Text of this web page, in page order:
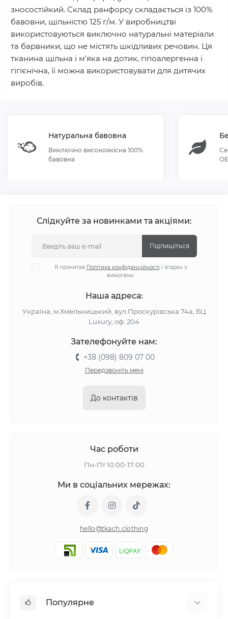
зносостійкий. Склад ранфорсу складається із 100%
бавовни, щільністю 125 г/м. У виробництві
використовуються виключно натуральні матеріали
та барвники, що не містять шкідливих речовин. Ця
тканина щільна і м'яка на дотик, гіпоалергенна і
гігієнічна, її можна використовувати для дитячих
виробів.
Натуральна бавовна
Виключно високоякісна 100%
бавовна
Слідкуйте за новинками та акціями:
Підпишіться
Я прочитав Політика конфіденційності і згоден з
вимогами
Наша адреса:
Україна, м.Хмельницький, вул.Проскурівська 74а, БЦ
Luxury, оф. 204
Зателефонуйте нам:
+38 (098) 809 07 00
Передзвоніть мені
До контактів
Час роботи
Пн-Пт 10:00-17:00
Ми в соціальних мережах:
hello@tkach.clothing
Популярне